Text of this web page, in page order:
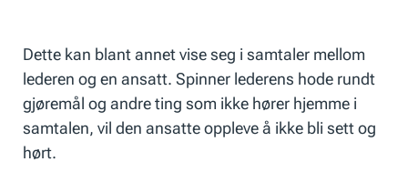
Dette kan blant annet vise seg i samtaler mellom
lederen og en ansatt. Spinner lederens hode rundt
gjøremål og andre ting som ikke hører hjemme i
samtalen, vil den ansatte oppleve å ikke bli sett og
hørt.